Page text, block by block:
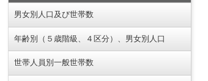
男女別人口及び世帯数
年齢別（５歳階級、４区分）、男女別人口
世帯人員別一般世帯数